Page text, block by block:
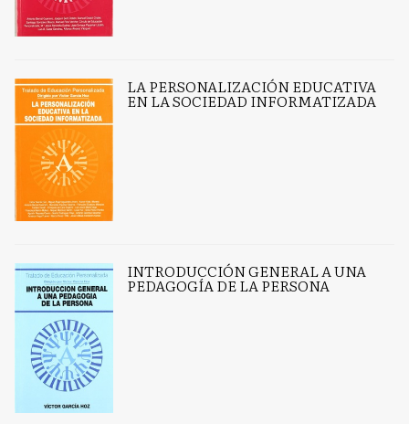
LA PERSONALIZACIÓN EDUCATIVA
EN LA SOCIEDAD INFORMATIZADA
INTRODUCCIÓN GENERAL A UNA
PEDAGOGÍA DE LA PERSONA